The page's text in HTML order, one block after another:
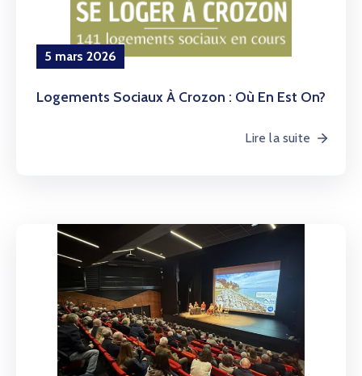
5 mars 2026
Logements Sociaux À Crozon : Où En Est On?
Lire la suite